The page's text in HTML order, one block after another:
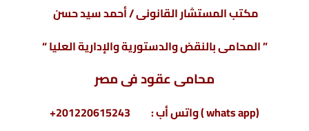
مكتب المستشار القانونى / أحمد سيد حسن
” المحامى بالنقض والدستورية والإدارية العليا “
محامىعقود فى مصر
(whats app ) واتس أب : 201220615243+